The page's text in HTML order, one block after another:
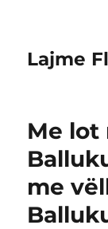
Lajme
Me lot
me